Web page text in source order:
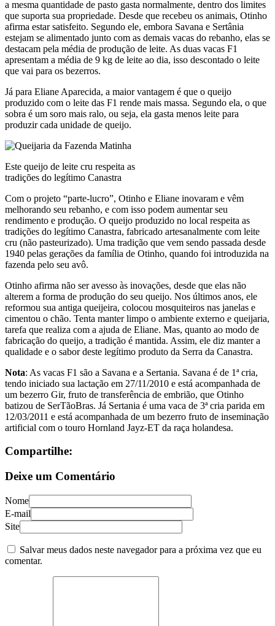
a mesma quantidade de pasto gasta normalmente, dentro dos limites
que suporta sua propriedade. Desde que recebeu os animais, Otinho
afirma estar satisfeito. Segundo ele, embora Savana e Sertânia
estejam se alimentado junto com as demais vacas do rebanho, elas se
destacam pela média de produção de leite. As duas vacas F1
apresentam a média de 9 kg de leite ao dia, isso descontado o leite
que vai para os bezerros.
Já para Eliane Aparecida, a maior vantagem é que o queijo
produzido com o leite das F1 rende mais massa. Segundo ela, o que
sobra é um soro mais ralo, ou seja, ela gasta menos leite para
produzir cada unidade de queijo.
Este queijo de leite cru respeita as
tradições do legítimo Canastra
Com o projeto “parte-lucro”, Otinho e Eliane inovaram e vêm
melhorando seu rebanho, e com isso podem aumentar seu
rendimento e produção. O queijo produzido no local respeita as
tradições do legítimo Canastra, fabricado artesanalmente com leite
cru (não pasteurizado). Uma tradição que vem sendo passada desde
1940 pelas gerações da família de Otinho, quando foi introduzida na
fazenda pelo seu avô.
Otinho afirma não ser avesso às inovações, desde que elas não
alterem a forma de produção do seu queijo. Nos últimos anos, ele
reformou sua antiga queijeira, colocou mosquiteiros nas janelas e
cimentou o chão. Tenta manter limpo o ambiente externo e queijaria,
tarefa que realiza com a ajuda de Eliane. Mas, quanto ao modo de
fabricação do queijo, a tradição é mantida. Assim, ele diz manter a
qualidade e o sabor deste legítimo produto da Serra da Canastra.
Nota: As vacas F1 são a Savana e a Sertania. Savana é de 1ª cria,
tendo iniciado sua lactação em 27/11/2010 e está acompanhada de
um bezerro Gir, fruto de transferência de embrião, que Otinho
batizou de SerTãoBras. Já Sertania é uma vaca de 3ª cria parida em
12/03/2011 e está acompanhada de um bezerro fruto de inseminação
artificial com o touro Hornland Jayz-ET da raça holandesa.
Compartilhe:
Deixe um Comentário
Nome
E-mail
Site
Salvar meus dados neste navegador para a próxima vez que eu
comentar.